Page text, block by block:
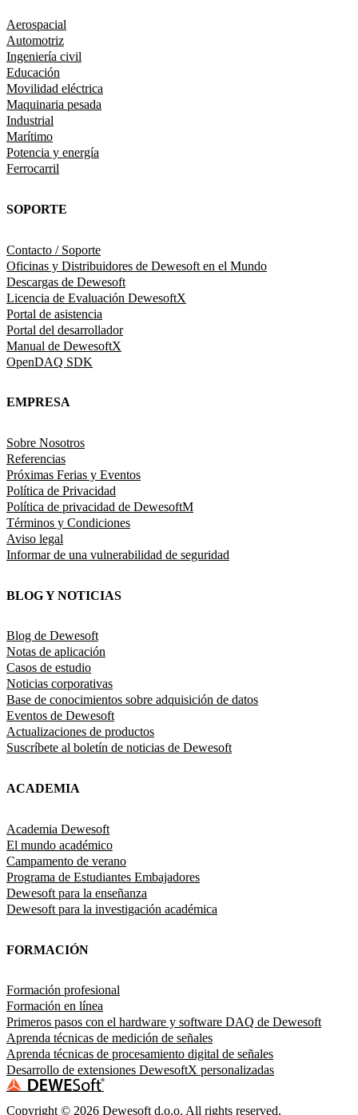
Aerospacial
Automotriz
Ingeniería civil
Educación
Movilidad eléctrica
Maquinaria pesada
Industrial
Marítimo
Potencia y energía
Ferrocarril
SOPORTE
Contacto / Soporte
Oficinas y Distribuidores de Dewesoft en el Mundo
Descargas de Dewesoft
Licencia de Evaluación DewesoftX
Portal de asistencia
Portal del desarrollador
Manual de DewesoftX
OpenDAQ SDK
EMPRESA
Sobre Nosotros
Referencias
Próximas Ferias y Eventos
Política de Privacidad
Política de privacidad de DewesoftM
Términos y Condiciones
Aviso legal
Informar de una vulnerabilidad de seguridad
BLOG Y NOTICIAS
Blog de Dewesoft
Notas de aplicación
Casos de estudio
Noticias corporativas
Base de conocimientos sobre adquisición de datos
Eventos de Dewesoft
Actualizaciones de productos
Suscríbete al boletín de noticias de Dewesoft
ACADEMIA
Academia Dewesoft
El mundo académico
Campamento de verano
Programa de Estudiantes Embajadores
Dewesoft para la enseñanza
Dewesoft para la investigación académica
FORMACIÓN
Formación profesional
Formación en línea
Primeros pasos con el hardware y software DAQ de Dewesoft
Aprenda técnicas de medición de señales
Aprenda técnicas de procesamiento digital de señales
Desarrollo de extensiones DewesoftX personalizadas
Copyright © 2026 Dewesoft d.o.o. All rights reserved.